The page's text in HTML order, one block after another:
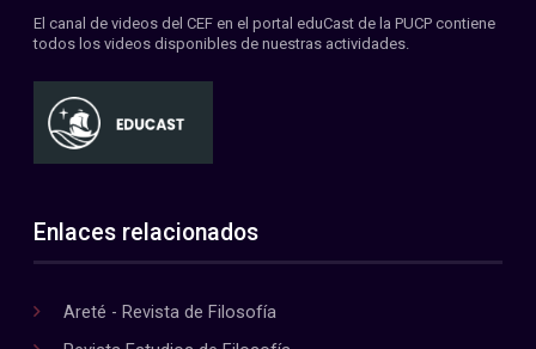
El canal de videos del CEF en el portal eduCast de la PUCP contiene
todos los videos disponibles de nuestras actividades.
Enlaces relacionados
Areté - Revista de Filosofía